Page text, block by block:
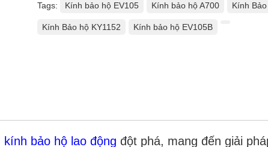
Tags: Kính bảo hộ EV105 Kính bảo hộ A700 Kính
Kính Bảo hộ KY1152 Kính bảo hộ EV105B
kính bảo hộ lao động đột phá, mang đến giải